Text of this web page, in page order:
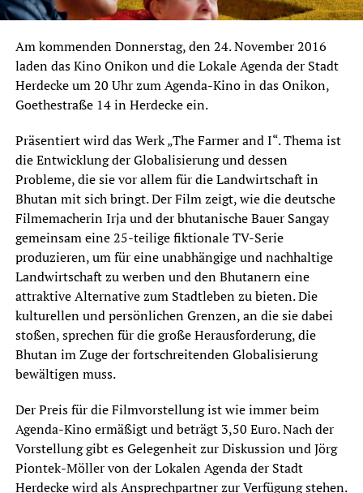
Am kommenden Donnerstag, den 24. November 2016
laden das Kino Onikon und die Lokale Agenda der Stadt
Herdecke um 20 Uhr zum Agenda-Kino in das Onikon,
Goethestraße 14 in Herdecke ein.
Präsentiert wird das Werk „The Farmer and I“. Thema ist
die Entwicklung der Globalisierung und dessen
Probleme, die sie vor allem für die Landwirtschaft in
Bhutan mit sich bringt. Der Film zeigt, wie die deutsche
Filmemacherin Irja und der bhutanische Bauer Sangay
gemeinsam eine 25-teilige fiktionale TV-Serie
produzieren, um für eine unabhängige und nachhaltige
Landwirtschaft zu werben und den Bhutanern eine
attraktive Alternative zum Stadtleben zu bieten. Die
kulturellen und persönlichen Grenzen, an die sie dabei
stoßen, sprechen für die große Herausforderung, die
Bhutan im Zuge der fortschreitenden Globalisierung
bewältigen muss.
Der Preis für die Filmvorstellung ist wie immer beim
Agenda-Kino ermäßigt und beträgt 3,50 Euro. Nach der
Vorstellung gibt es Gelegenheit zur Diskussion und Jörg
Piontek-Möller von der Lokalen Agenda der Stadt
Herdecke wird als Ansprechpartner zur Verfügung stehen.